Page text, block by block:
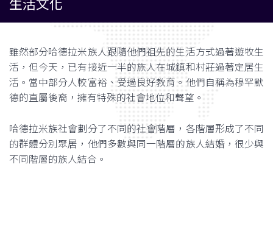
雖然部分哈德拉米族人跟隨他們祖先的生活方式過著遊牧生
活，但今天，已有接近一半的族人在城鎮和村莊過著定居生
活。當中部分人較富裕、受過良好教育。他們自稱為穆罕默
德的直屬後裔，擁有特殊的社會地位和聲望。
哈德拉米族社會劃分了不同的社會階層，各階層形成了不同
的群體分別聚居，他們多數與同一階層的族人結婚，很少與
不同階層的族人結合。